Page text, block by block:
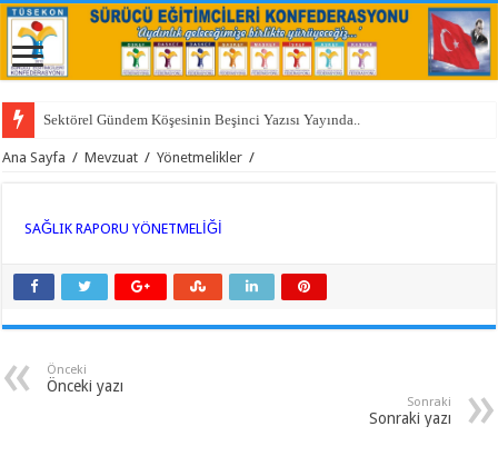
Sektörel Gündem Köşesinin Beşinci Yazısı Yayında..
Ana Sayfa / Mevzuat / Yönetmelikler /
SAĞLIK RAPORU YÖNETMELİĞİ
Önceki
Önceki yazı
Sonraki
Sonraki yazı